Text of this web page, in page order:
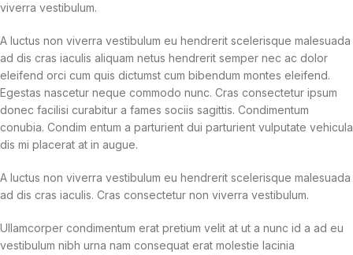
viverra vestibulum.
A luctus non viverra vestibulum eu hendrerit scelerisque malesuada
ad dis cras iaculis aliquam netus hendrerit semper nec ac dolor
eleifend orci cum quis dictumst cum bibendum montes eleifend.
Egestas nascetur neque commodo nunc. Cras consectetur ipsum
donec facilisi curabitur a fames sociis sagittis. Condimentum
conubia. Condim entum a parturient dui parturient vulputate vehicula
dis mi placerat at in augue.
A luctus non viverra vestibulum eu hendrerit scelerisque malesuada
ad dis cras iaculis. Cras consectetur non viverra vestibulum.
Ullamcorper condimentum erat pretium velit at ut a nunc id a ad eu
vestibulum nibh urna nam consequat erat molestie lacinia